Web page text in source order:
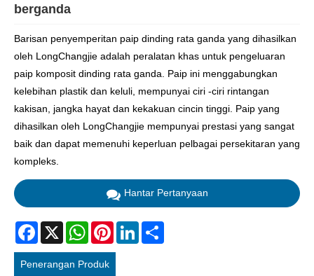
berganda
Barisan penyemperitan paip dinding rata ganda yang dihasilkan
oleh LongChangjie adalah peralatan khas untuk pengeluaran
paip komposit dinding rata ganda. Paip ini menggabungkan
kelebihan plastik dan keluli, mempunyai ciri -ciri rintangan
kakisan, jangka hayat dan kekakuan cincin tinggi. Paip yang
dihasilkan oleh LongChangjie mempunyai prestasi yang sangat
baik dan dapat memenuhi keperluan pelbagai persekitaran yang
kompleks.
Hantar Pertanyaan
Facebook
X WhatsAppPinterestLinkedIn
Penerangan Produk